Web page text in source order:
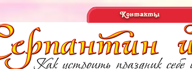
Контакты